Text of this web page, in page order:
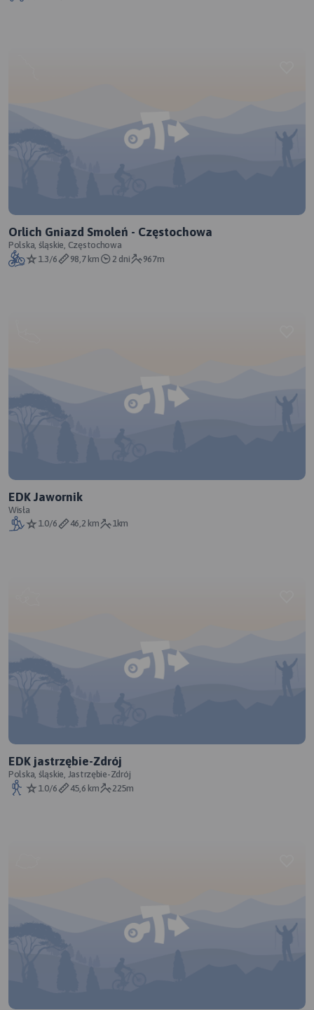
Orlich Gniazd Smoleń - Częstochowa
Polska, śląskie, Częstochowa
1.3/6
98,7 km 2 dni 967m
EDK Jawornik
Wisła
1.0/6
46,2 km 1km
EDK jastrzębie-Zdrój
Polska, śląskie, Jastrzębie-Zdrój
1.0/6
45,6 km 225m